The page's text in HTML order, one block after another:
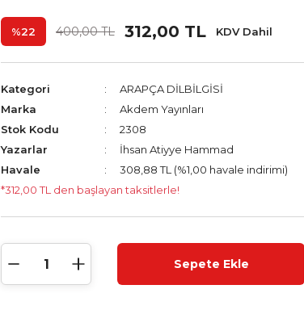
%22 400,00 TL 312,00 TL KDV Dahil
Kategori
ARAPÇA DİLBİLGİSİ
Marka
Akdem Yayınları
Stok Kodu
2308
Yazarlar
İhsan Atiyye Hammad
Havale
308,88 TL (%1,00 havale indirimi)
*312,00 TL den başlayan taksitlerle!
Sepete Ekle